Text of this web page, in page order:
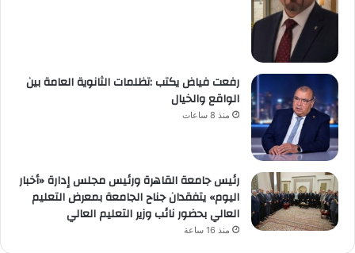
رفعت فياض يكتب :تظلمات الثانوية العامة بين
الواقع والخيال
منذ 8 ساعات
رئيس جامعة القاهرة ورئيس مجلس إدارة «أخبار
اليوم» يتفقدان جناح الجامعة بمعرض التعليم
العالي بحضور نائب وزير التعليم العالي
منذ 16 ساعة